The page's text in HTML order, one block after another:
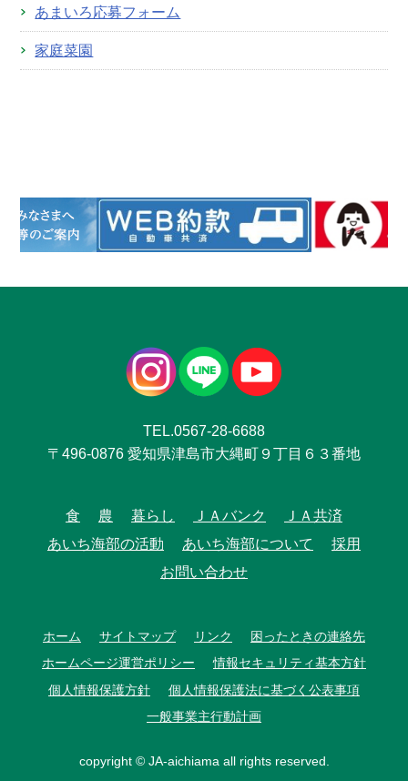
あまいろ応募フォーム
家庭菜園
TEL.0567-28-6688
〒496-0876 愛知県津島市大縄町９丁目６３番地
食 農 暮らし ＪＡバンク
ＪＡ共済
あいち海部の活動
あいち海部について
採用
お問い合わせ
ホーム サイトマップ リンク
困ったときの連絡先
ホームページ運営ポリシー
情報セキュリティ基本方針
個人情報保護方針
個人情報保護法に基づく公表事項
一般事業主行動計画
copyright © JA-aichiama all rights reserved.